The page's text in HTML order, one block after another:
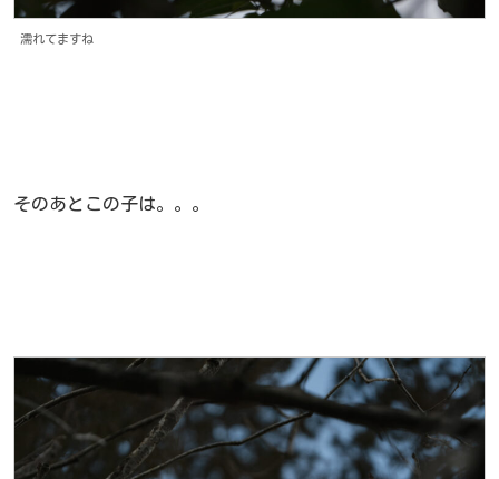
濡れてますね
そのあとこの子は。。。